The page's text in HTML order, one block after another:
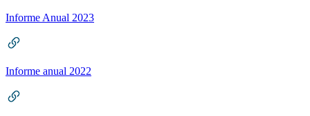
Informe Anual 2023
Informe anual 2022